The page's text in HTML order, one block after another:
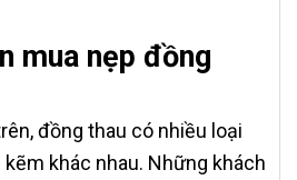
mua nẹp đồng
đồng thau có nhiều loại
khác nhau. Những khách